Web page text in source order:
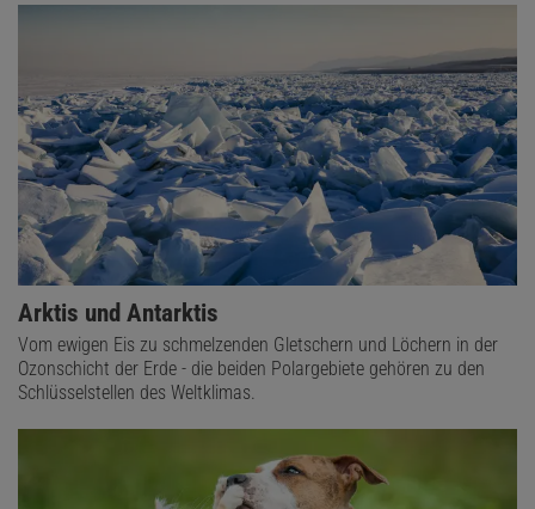
Arktis und Antarktis
Vom ewigen Eis zu schmelzenden Gletschern und Löchern in der
Ozonschicht der Erde - die beiden Polargebiete gehören zu den
Schlüsselstellen des Weltklimas.